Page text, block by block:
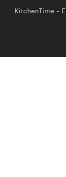
KitchenTime -